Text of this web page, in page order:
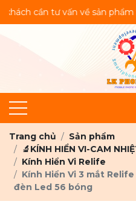
vấn về sản phẩm vui lòng
Trang chủ
Sản phẩm
🔬KÍNH HIỂN VI-CAM
Kính Hiển Vi Relife
Kính Hiển Vi 3 mắt
đèn Led 56 bóng